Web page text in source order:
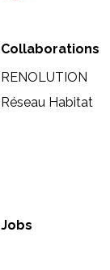
Collaborations
RENOLUTION
Réseau Habitat
Jobs